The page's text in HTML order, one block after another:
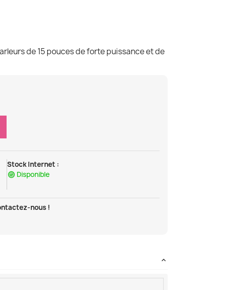
de 15 pouces de forte puissance et de
Stock Internet :
Disponible
nous !